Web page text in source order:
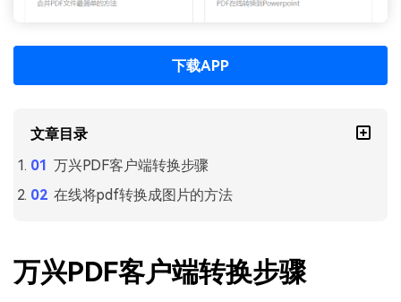
下载APP
文章目录
万兴PDF客户端转换步骤
在线将pdf转换成图片的方法
万兴PDF客户端转换步骤